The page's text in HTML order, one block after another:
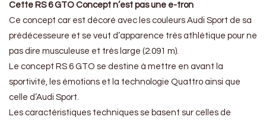
Cette RS 6 GTO Concept n’est pas une e-tron
Ce concept car est décoré avec les couleurs Audi Sport de sa
prédécesseure et se veut d’apparence très athlétique pour ne
pas dire musculeuse et très large (2.091 m).
Le concept RS 6 GTO se destine à mettre en avant la
sportivité, les émotions et la technologie Quattro ainsi que
celle d’Audi Sport.
Les caractéristiques techniques se basent sur celles de